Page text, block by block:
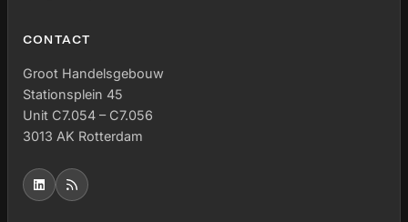
CONTACT
Groot Handelsgebouw
Stationsplein 45
Unit C7.054 – C7.056
3013 AK Rotterdam